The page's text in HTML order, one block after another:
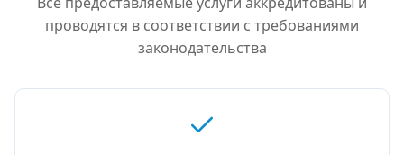
проводятся в соответствии с требованиями
законодательства